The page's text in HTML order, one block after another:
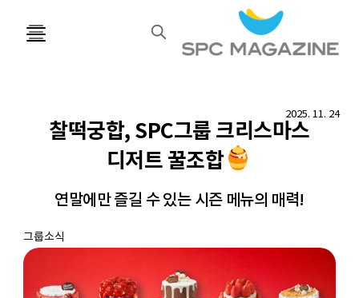
검
2025. 11. 24
찰떡궁합, SPC그룹 크리스마스
디저트 꿀조합
연말에만 즐길 수 있는 시즌 메뉴의 매력!
그룹소식